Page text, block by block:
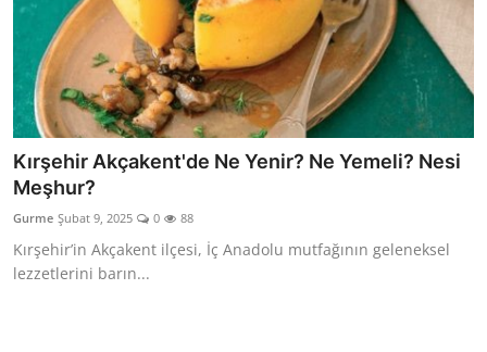
Kırşehir Akçakent'de Ne Yenir? Ne Yemeli? Nesi
Meşhur?
Gurme Şubat 9, 2025 0 88
Kırşehir’in Akçakent ilçesi, İç Anadolu mutfağının geleneksel
lezzetlerini barın...